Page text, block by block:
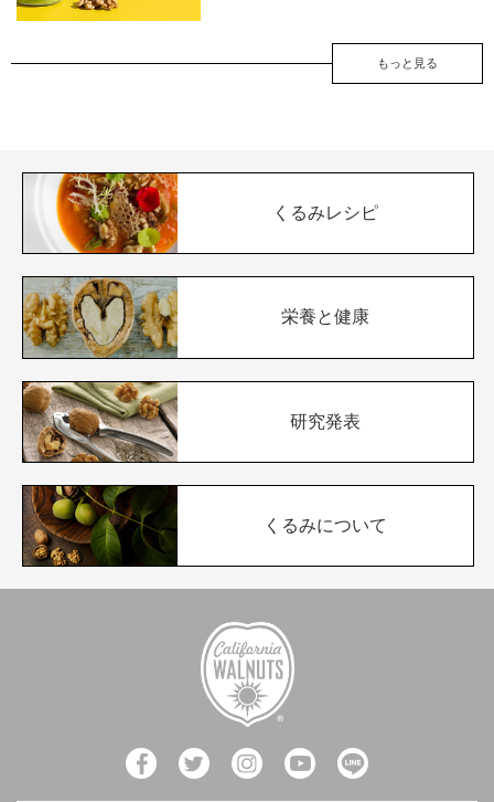
もっと見る
くるみレシピ
栄養と健康
研究発表
くるみについて